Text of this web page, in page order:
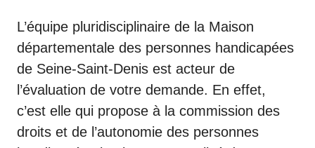
L’équipe pluridisciplinaire de la Maison
départementale des personnes handicapées
de Seine-Saint-Denis est acteur de
l’évaluation de votre demande. En effet,
c’est elle qui propose à la commission des
droits et de l’autonomie des personnes